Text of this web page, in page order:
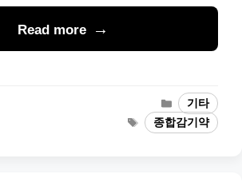
Read more
Categories
기타
Tags종합감기약